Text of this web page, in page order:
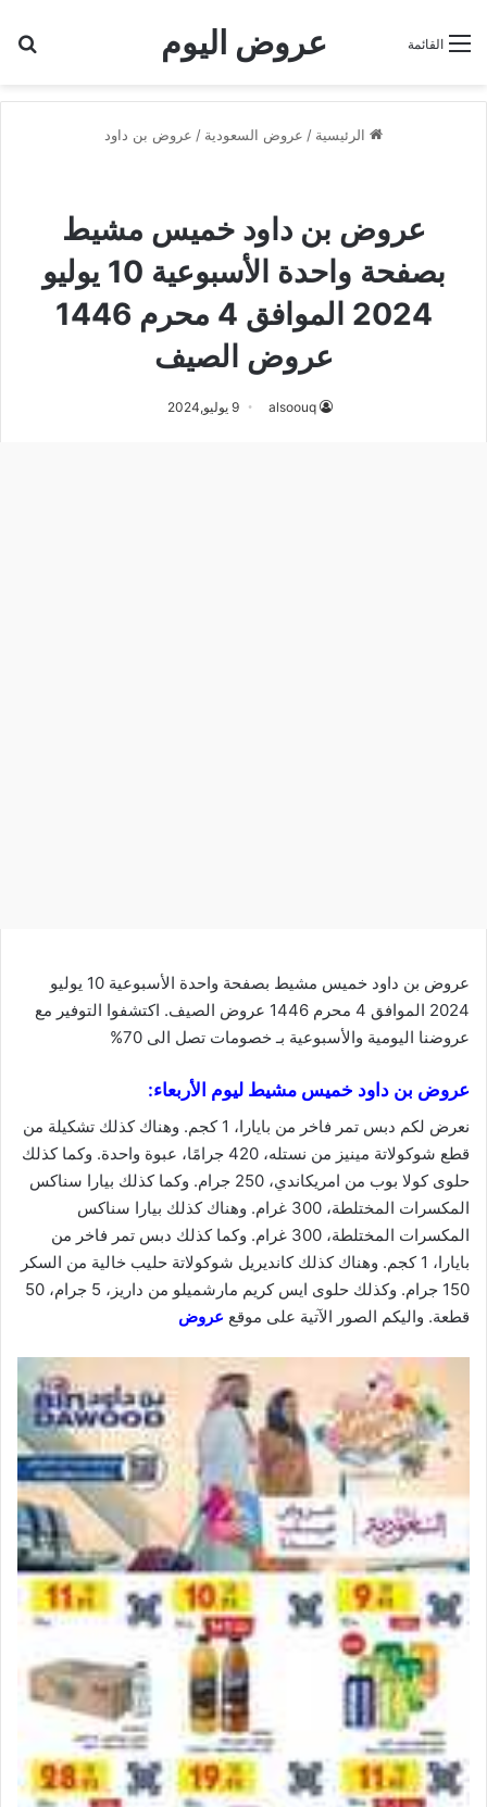
عروض اليوم القائمة
الرئيسية / عروض السعودية / عروض بن داود
عروض بن داود خميس مشيط
بصفحة واحدة الأسبوعية 10 يوليو
2024 الموافق 4 محرم 1446
عروض الصيف
alsoouq 9 يوليو,2024
عروض بن داود خميس مشيط بصفحة واحدة الأسبوعية 10 يوليو
2024 الموافق 4 محرم 1446 عروض الصيف. اكتشفوا التوفير مع
عروضنا اليومية والأسبوعية بـ خصومات تصل الى 70%
عروض بن داود خميس مشيط ليوم الأربعاء:
نعرض لكم دبس تمر فاخر من بايارا، 1 كجم. وهناك كذلك تشكيلة من
قطع شوكولاتة مينيز من نستله، 420 جرامًا، عبوة واحدة. وكما كذلك
حلوى كولا بوب من امريكاندي، 250 جرام. وكما كذلك بيارا سناكس
المكسرات المختلطة، 300 غرام. وهناك كذلك بيارا سناكس
المكسرات المختلطة، 300 غرام. وكما كذلك دبس تمر فاخر من
بايارا، 1 كجم. وهناك كذلك كانديريل شوكولاتة حليب خالية من السكر
150 جرام. وكذلك حلوى ايس كريم مارشميلو من داريز، 5 جرام، 50
قطعة. واليكم الصور الآتية على موقع عروض